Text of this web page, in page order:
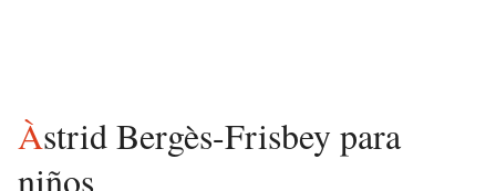
Àstrid Bergès-Frisbey para
niños